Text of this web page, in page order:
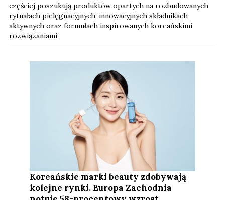
częściej poszukują produktów opartych na rozbudowanych
rytuałach pielęgnacyjnych, innowacyjnych składnikach
aktywnych oraz formułach inspirowanych koreańskimi
rozwiązaniami.
Koreańskie marki beauty zdobywają
kolejne rynki. Europa Zachodnia